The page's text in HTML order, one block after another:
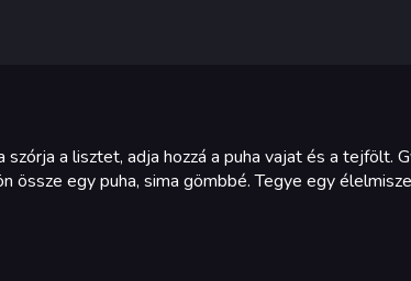
a lisztet, adja hozzá a puha vajat és a tejfölt.
össze egy puha, sima gömbbé. Tegye egy